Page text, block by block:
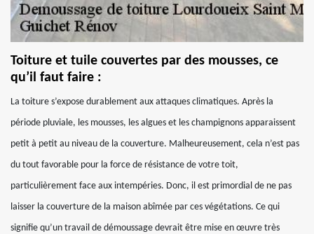
Toiture et tuile couvertes par des mousses, ce
qu’il faut faire :
La toiture s’expose durablement aux attaques climatiques. Après la
période pluviale, les mousses, les algues et les champignons apparaissent
petit à petit au niveau de la couverture. Malheureusement, cela n’est pas
du tout favorable pour la force de résistance de votre toit,
particulièrement face aux intempéries. Donc, il est primordial de ne pas
laisser la couverture de la maison abîmée par ces végétations. Ce qui
signifie qu’un travail de démoussage devrait être mise en œuvre très